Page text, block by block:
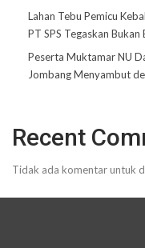
Lahan Tebu Pemicu
PT SPS Tegaskan
Peserta Muktamar NU
Jombang Menyambut
Recent
Tidak ada komentar untuk